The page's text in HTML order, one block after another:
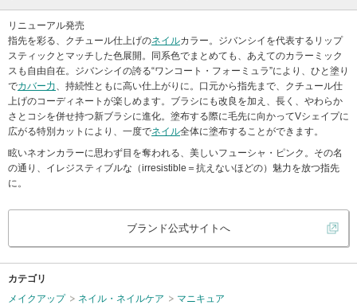
リニューアル発売
指先を彩る、クチュール仕上げのネイルカラー。ジバンシイを代表するリップ
スティックとマッチした色展開。同系色でまとめても、あえてのカラーミック
スも自由自在。ジバンシイの誇る“ワンコート・フォーミュラ”により、ひと塗り
でカバー力、持続性ともに高い仕上がりに。口元から指先まで、クチュール仕
上げのコーディネートが楽しめます。ブラシにも改良を加え、長く、やわらか
さとコシを併せ持つ新ブラシに進化。塗布する際に毛先に向かってVシェイプに
広がる特別カットにより、一度でネイル全体に塗布することができます。
眩いネオンカラーに思わず目を奪われる、美しいフューシャ・ピンク。その名
の通り、イレジスティブルな（irresistible＝抗えないほどの）魅力を放つ指先
に。
ブランド公式サイトへ
カテゴリ
メイクアップ
ネイル・ネイルケア マニキュア